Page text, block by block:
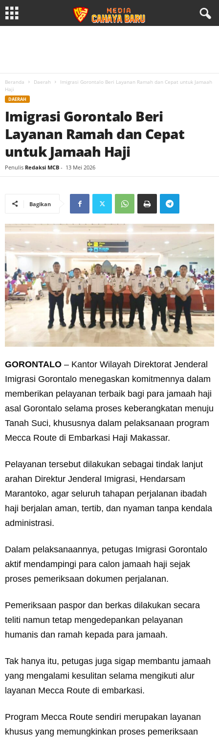
Beranda Daerah
Imigrasi Gorontalo Beri Layanan Ramah dan Cepat untuk Jamaah
Haji
DAERAH
Imigrasi Gorontalo Beri
Layanan Ramah dan Cepat
untuk Jamaah Haji
Penulis Redaksi MCB - 13 Mei 2026
Bagikan
GORONTALO – Kantor Wilayah Direktorat Jenderal
Imigrasi Gorontalo menegaskan komitmennya dalam
memberikan pelayanan terbaik bagi para jamaah haji
asal Gorontalo selama proses keberangkatan menuju
Tanah Suci, khususnya dalam pelaksanaan program
Mecca Route di Embarkasi Haji Makassar.
Pelayanan tersebut dilakukan sebagai tindak lanjut
arahan Direktur Jenderal Imigrasi, Hendarsam
Marantoko, agar seluruh tahapan perjalanan ibadah
haji berjalan aman, tertib, dan nyaman tanpa kendala
administrasi.
Dalam pelaksanaannya, petugas Imigrasi Gorontalo
aktif mendampingi para calon jamaah haji sejak
proses pemeriksaan dokumen perjalanan.
Pemeriksaan paspor dan berkas dilakukan secara
teliti namun tetap mengedepankan pelayanan
humanis dan ramah kepada para jamaah.
Tak hanya itu, petugas juga sigap membantu jamaah
yang mengalami kesulitan selama mengikuti alur
layanan Mecca Route di embarkasi.
Program Mecca Route sendiri merupakan layanan
khusus yang memungkinkan proses pemeriksaan